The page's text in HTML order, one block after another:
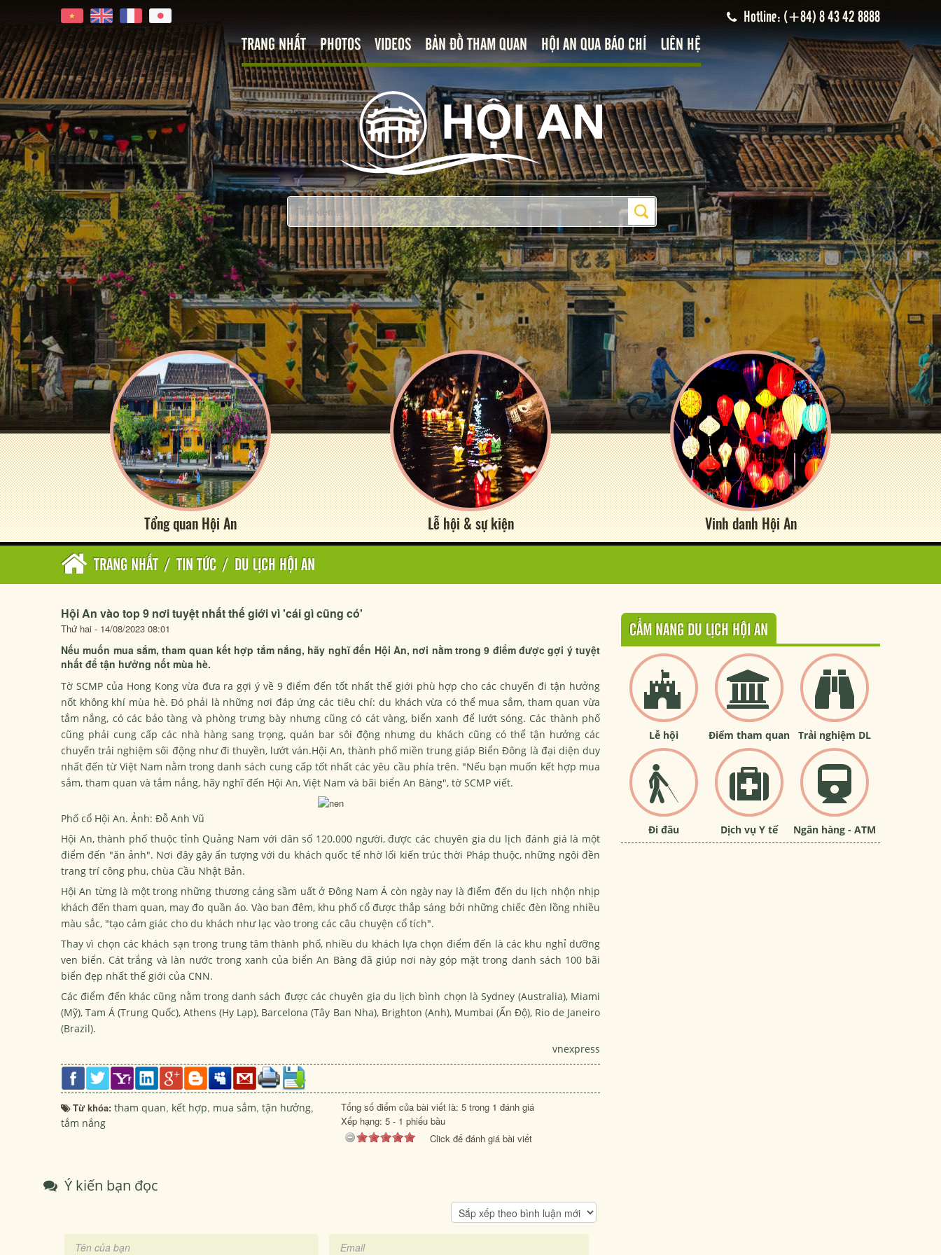
Hotline: (+84) 8 43 42 8888
TRANG NHẤT PHOTOS VIDEOS BẢN ĐỒ THAM QUAN HỘI AN QUA BÁO CHÍ LIÊN HỆ
Tổng quan Hội An Lễ hội & sự kiện Vinh danh Hội An
TRANG NHẤT / TIN TỨC / DU LỊCH HỘI AN
Hội An vào top 9 nơi tuyệt nhất thế giới vì 'cái gì cũng có'
Thứ hai - 14/08/2023 08:01
Nếu muốn mua sắm, tham quan kết hợp tắm nắng, hãy nghĩ đến Hội An, nơi nằm trong 9 điểm được gợi ý tuyệt
nhất để tận hưởng nốt mùa hè.
Tờ SCMPcủa Hong Kong vừa đưa ra gợi ý về 9 điểm đến tốt nhất thế giới phù hợp cho các chuyến đi tận hưởng
nốt không khí mùa hè. Đó phải là những nơi đáp ứng các tiêu chí: du khách vừa có thể mua sắm, tham quan vừa
tắm nắng, có các bảo tàng và phòng trưng bày nhưng cũng có cát vàng, biển xanh để lướt sóng. Các thành phố
cũng phải cung cấp các nhà hàng sang trọng, quán bar sôi động nhưng du khách cũng có thể tận hưởng các
chuyến trải nghiệm sôi động như đi thuyền, lướt ván.Hội An, thành phố miền trung giáp Biển Đông là đại diện duy
nhất đến từ Việt Nam nằm trong danh sách cung cấp tốt nhất các yêu cầu phía trên. "Nếu bạn muốn kết hợp mua
sắm, tham quan và tắm nắng, hãy nghĩ đến Hội An, Việt Nam và bãi biển An Bàng", tờ SCMP viết.
Phố cổ Hội An. Ảnh: Đỗ Anh Vũ
Hội An, thành phố thuộc tỉnh Quảng Nam với dân số 120.000 người, được các chuyên gia du lịch đánh giá là một
điểm đến "ăn ảnh". Nơi đây gây ấn tượng với du khách quốc tế nhờ lối kiến trúc thời Pháp thuộc, những ngôi đền
trang trí công phu, chùa Cầu Nhật Bản.
Hội An từng là một trong những thương cảng sầm uất ở Đông Nam Á còn ngày nay là điểm đến du lịch nhộn nhịp
khách đến tham quan, may đo quần áo. Vào ban đêm, khu phố cổ được thắp sáng bởi những chiếc đèn lồng nhiều
màu sắc, "tạo cảm giác cho du khách như lạc vào trong các câu chuyện cổ tích".
Thay vì chọn các khách sạn trong trung tâm thành phố, nhiều du khách lựa chọn điểm đến là các khu nghỉ dưỡng
ven biển. Cát trắng và làn nước trong xanh của biển An Bàng đã giúp nơi này góp mặt trong danh sách 100 bãi
biển đẹp nhất thế giới của CNN.
Các điểm đến khác cũng nằm trong danh sách được các chuyên gia du lịch bình chọn là Sydney (Australia), Miami
(Mỹ), Tam Á (Trung Quốc), Athens (Hy Lạp), Barcelona (Tây Ban Nha), Brighton (Anh), Mumbai (Ấn Độ), Rio de Janeiro
(Brazil).
vnexpress
Từ khóa: tham quan, kết hợp, mua sắm, tận hưởng,
tắm nắng
Tổng số điểm của bài viết là: 5 trong 1 đánh giá
Xếp hạng: 5 - 1 phiếu bầu
Click để đánh giá bài viết
Ý kiến bạn đọc
CẨM NANG DU LỊCH HỘI AN
Lễ hội Điểm tham quan Trải nghiệm DL
Đi đâu Dịch vụ Y tế Ngân hàng - ATM